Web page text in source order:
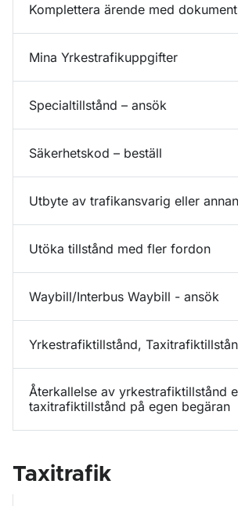
Komplettera ärende med dokument
Mina Yrkestrafikuppgifter
Specialtillstånd – ansök
Säkerhetskod – beställ
Utbyte av trafikansvarig eller
Utöka tillstånd med fler fordon
Waybill/Interbus Waybill - ansök
Yrkestrafiktillstånd,
Återkallelse av yrkestrafiktillstånd
taxitrafiktillstånd på egen begäran
Taxitrafik